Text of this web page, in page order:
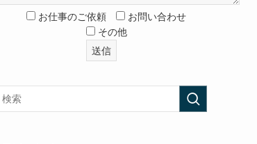
お仕事のご依頼
お問い合わせ
その他